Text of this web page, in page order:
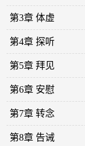
第3章 体虚
第4章 探听
第5章 拜见
第6章 安慰
第7章 转念
第8章 告诫